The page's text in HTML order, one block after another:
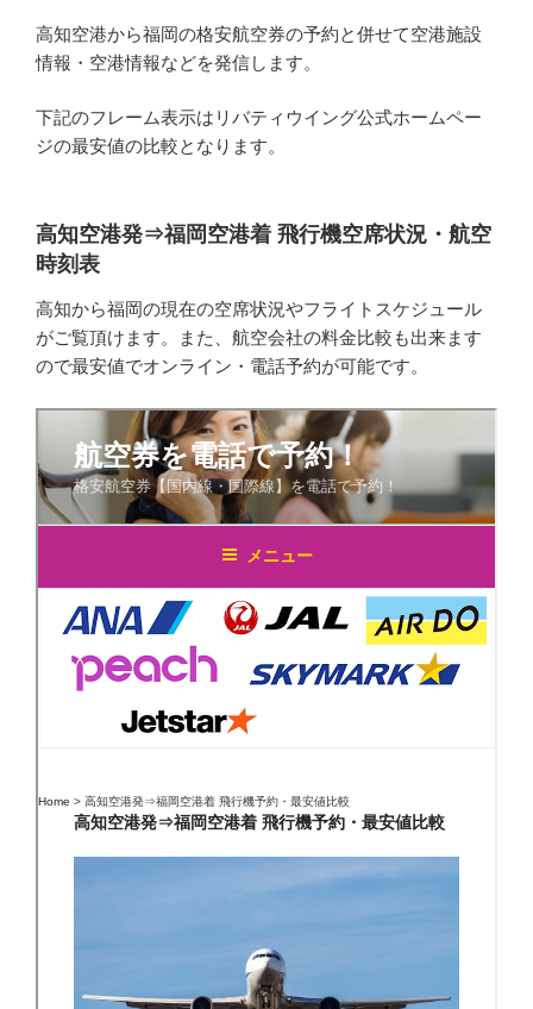
高知空港から福岡の格安航空券の予約と併せて空港施設
情報・空港情報などを発信します。
下記のフレーム表示はリバティウイング公式ホームペー
ジの最安値の比較となります。
高知空港発⇒福岡空港着 飛行機空席状況・航空
時刻表
高知から福岡の現在の空席状況やフライトスケジュール
がご覧頂けます。また、航空会社の料金比較も出来ます
ので最安値でオンライン・電話予約が可能です。